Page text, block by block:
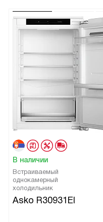
В наличии
Встраиваемый
однокамерный
холодильник
Asko R30931EI